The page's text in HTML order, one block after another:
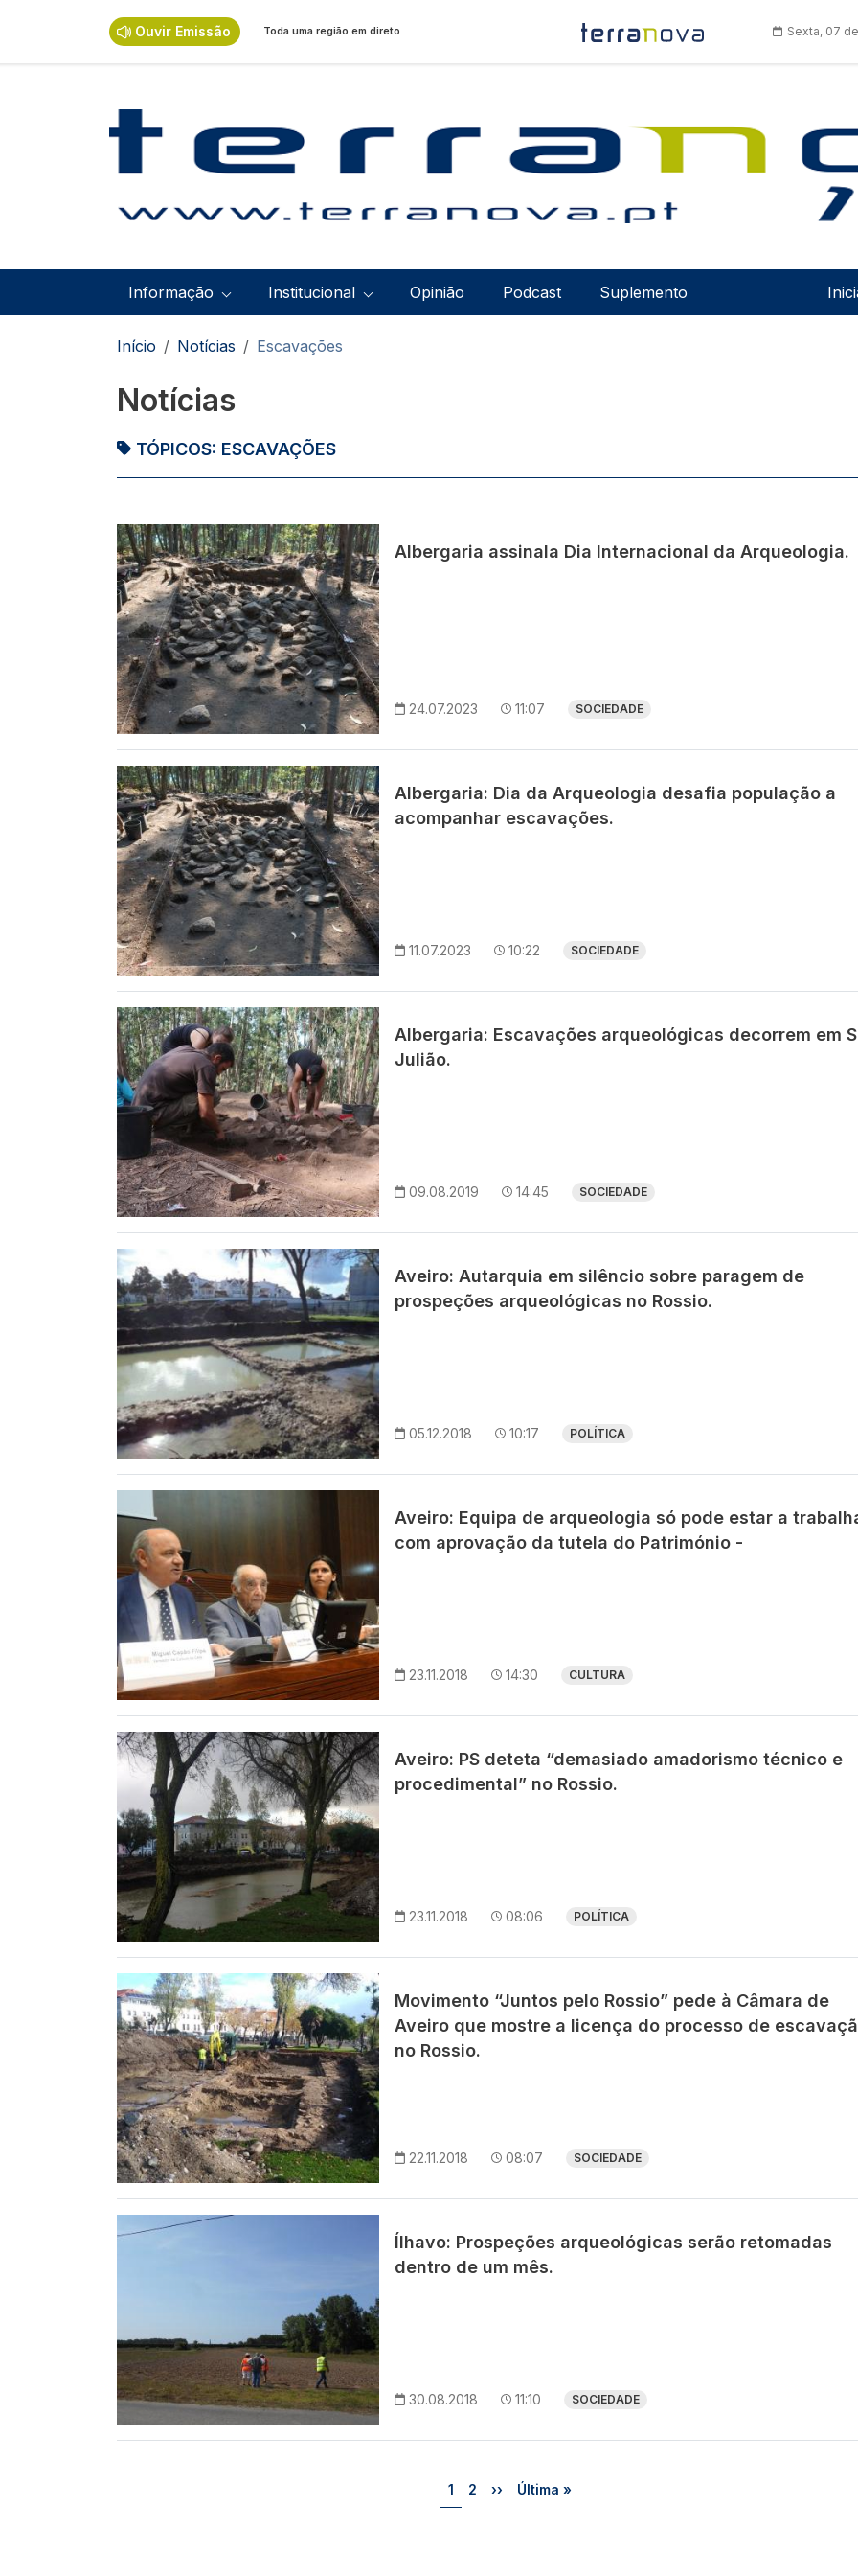
Ouvir Emissão Toda uma região em direto Sexta, 07
Navegação principal
Informação Institucional Opinião Podcast Suplemento
Navegação estrutural
Início Notícias Escavações
Notícias
TÓPICOS: ESCAVAÇÕES
Imagem
Albergaria assinala Dia Internacional da Arqueologia.
24.07.2023 11:07 SOCIEDADE
Imagem
Albergaria: Dia da Arqueologia desafia população a
acompanhar escavações.
11.07.2023 10:22 SOCIEDADE
Imagem
Albergaria: Escavações arqueológicas decorrem em
Julião.
09.08.2019 14:45 SOCIEDADE
Imagem
Aveiro: Autarquia em silêncio sobre paragem de
prospeções arqueológicas no Rossio.
05.12.2018 10:17 POLÍTICA
Imagem
Aveiro: Equipa de arqueologia só pode estar a
com aprovação da tutela do Património -
23.11.2018 14:30 CULTURA
Imagem
Aveiro: PS deteta “demasiado amadorismo técnico e
procedimental” no Rossio.
23.11.2018 08:06 POLÍTICA
Imagem
Movimento “Juntos pelo Rossio” pede à Câmara de
Aveiro que mostre a licença do processo de
no Rossio.
22.11.2018 08:07 SOCIEDADE
Imagem
Ílhavo: Prospeções arqueológicas serão retomadas
dentro de um mês.
30.08.2018 11:10 SOCIEDADE
Página
1 Página
2 Próxima página
›› Última página
Última »